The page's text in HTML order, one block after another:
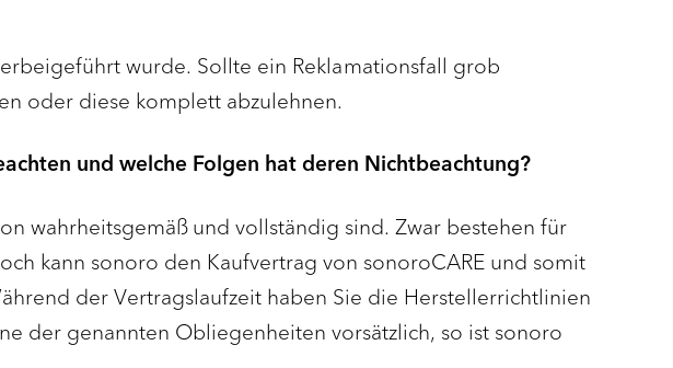
wurde. Sollte ein Reklamationsfall grob
oder diese komplett abzulehnen.
und welche Folgen hat deren Nichtbeachtung?
wahrheitsgemäß und vollständig sind. Zwar bestehen für
kann sonoro den Kaufvertrag von sonoroCARE und somit
der Vertragslaufzeit haben Sie die Herstellerrichtlinien
der genannten Obliegenheiten vorsätzlich, so ist sonoro